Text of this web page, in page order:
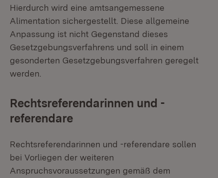
Hierdurch wird eine amtsangemessene
Alimentation sichergestellt. Diese allgemeine
Anpassung ist nicht Gegenstand dieses
Gesetzgebungsverfahrens und soll in einem
gesonderten Gesetzgebungsverfahren geregelt
werden.
Rechtsreferendarinnen und -
referendare
Rechtsreferendarinnen und -referendare sollen
bei Vorliegen der weiteren
Anspruchsvoraussetzungen gemäß dem